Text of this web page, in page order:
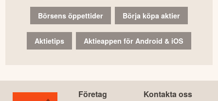
Börsens öppettider Börja köpa aktier
Aktietips Aktieappen för Android & iOS
Företag Kontakta oss